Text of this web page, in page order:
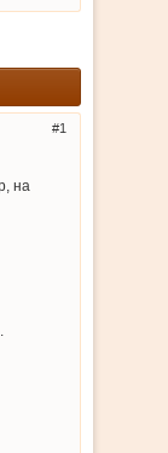
1
на